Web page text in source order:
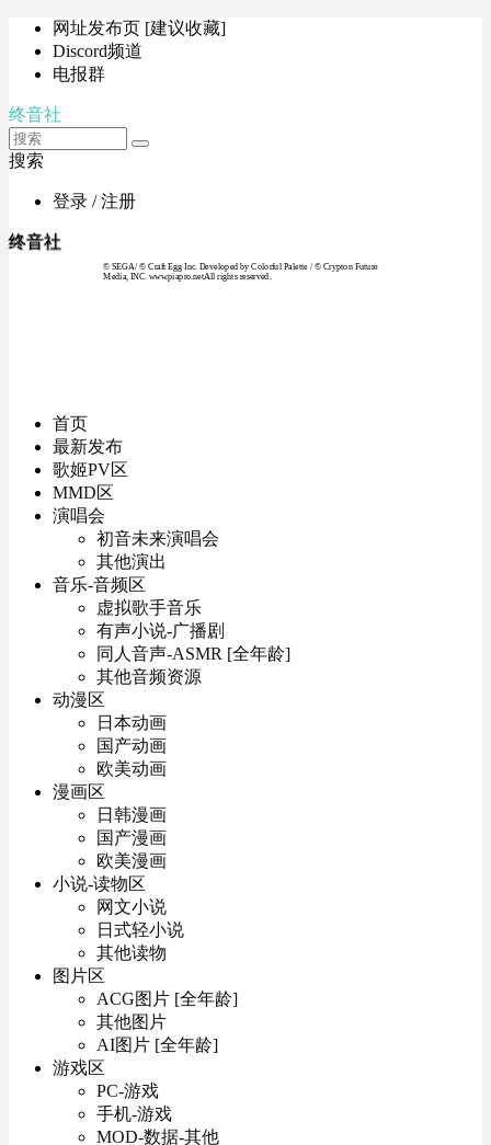
网址发布页 [建议收藏]
Discord频道
电报群
终音社
搜索
登录 / 注册
终音社
© SEGA / © Craft Egg Inc. Developed by Colorful Palette / © Crypton Future
Media, INC. www.piapro.netAll rights reserved.
首页
最新发布
歌姬PV区
MMD区
演唱会
初音未来演唱会
其他演出
音乐-音频区
虚拟歌手音乐
有声小说-广播剧
同人音声-ASMR [全年龄]
其他音频资源
动漫区
日本动画
国产动画
欧美动画
漫画区
日韩漫画
国产漫画
欧美漫画
小说-读物区
网文小说
日式轻小说
其他读物
图片区
ACG图片 [全年龄]
其他图片
AI图片 [全年龄]
游戏区
PC-游戏
手机-游戏
MOD-数据-其他